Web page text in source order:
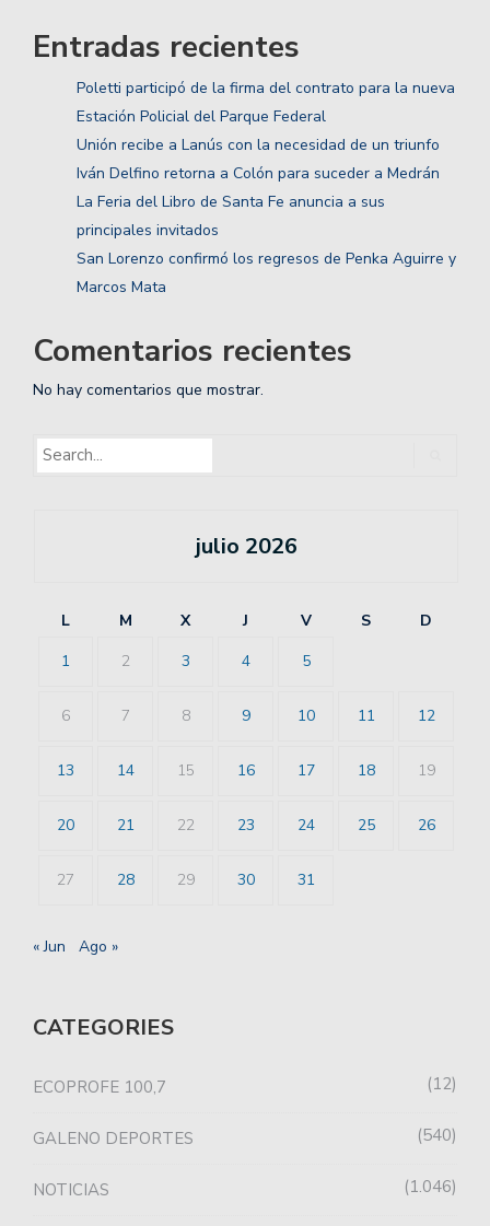
Entradas recientes
Poletti participó de la firma del contrato para la nueva
Estación Policial del Parque Federal
Unión recibe a Lanús con la necesidad de un triunfo
Iván Delfino retorna a Colón para suceder a Medrán
La Feria del Libro de Santa Fe anuncia a sus
principales invitados
San Lorenzo confirmó los regresos de Penka Aguirre y
Marcos Mata
Comentarios recientes
No hay comentarios que mostrar.
julio 2026
L M X J V S
D
1
2 3 4 5
6 7 8 9 10 11 12
13 14 15 16 17 18 19
20 21 22 23 24 25 26
27 28 29 30 31
« Jun Ago »
CATEGORIES
ECOPROFE 100,7 12
GALENO DEPORTES 540
NOTICIAS 1.046